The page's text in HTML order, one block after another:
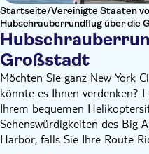
Startseite/Vereinigte Staaten
Hubschrauberrundflug über die
Großstadt
Möchten Sie ganz New York
könnte es Ihnen verdenken?
Ihrem bequemen
Sehenswürdigkeiten des Big
Harbor, falls Sie Ihre Route